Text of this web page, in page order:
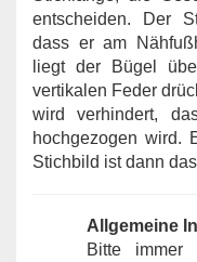
entscheiden. Der
dass er am
liegt der Bügel
vertikalen Feder
wird verhindert,
hochgezogen wird.
Stichbild ist dann
Allgemeine
Bitte immer